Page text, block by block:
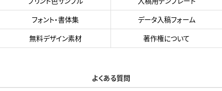
フォント・書体集
データ入稿フォーム
無料デザイン素材
著作権について
よくある質問